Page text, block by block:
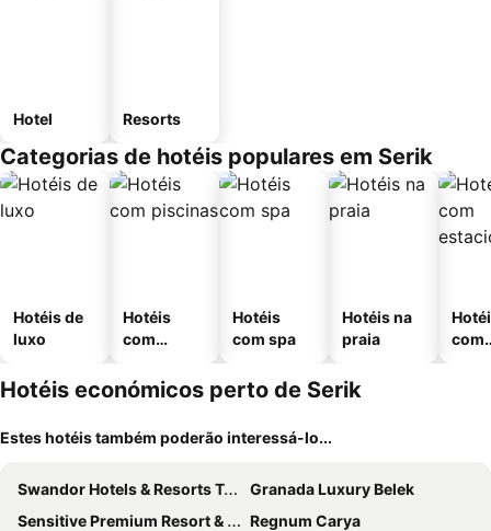
Hotel Resorts
Categorias de hotéis populares em Serik
Hotéis de
luxo
Hotéis
com
Hotéis
com spa
Hotéis na
praia
com
Hotéis económicos perto de Serik
Estes hotéis também poderão interessá-lo...
Swandor Hotels & Resorts Topkapi Palace
Granada Luxury Belek
Sensitive Premium Resort & Spa
Regnum Carya